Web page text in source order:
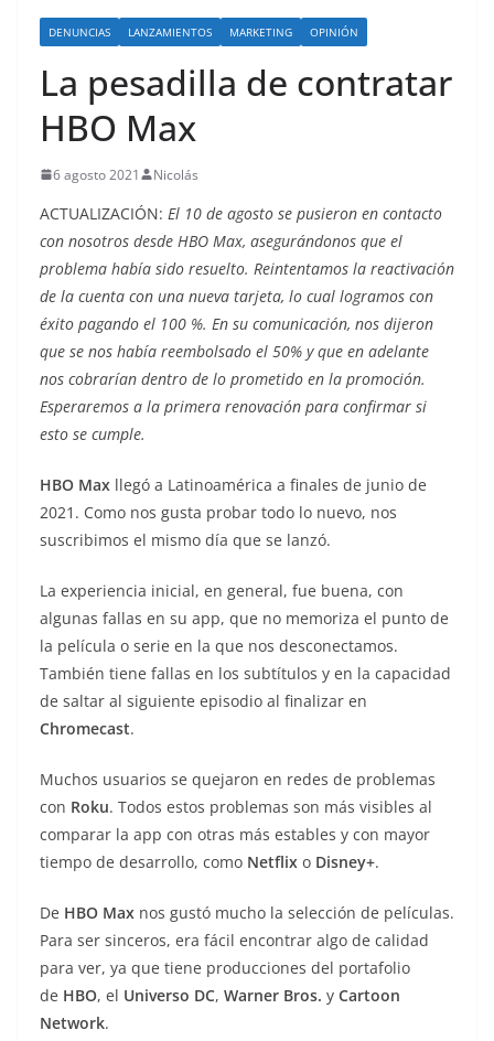
DENUNCIAS LANZAMIENTOS MARKETING OPINIÓN
La pesadilla de contratar
HBO Max
6 agosto 2021 Nicolás
ACTUALIZACIÓN: El 10 de agosto se pusieron en contacto
con nosotros desde HBO Max, asegurándonos que el
problema había sido resuelto. Reintentamos la reactivación
de la cuenta con una nueva tarjeta, lo cual logramos con
éxito pagando el 100 %. En su comunicación, nos dijeron
que se nos había reembolsado el 50% y que en adelante
nos cobrarían dentro de lo prometido en la promoción.
Esperaremos a la primera renovación para confirmar si
esto se cumple.
HBO Max llegó a Latinoamérica a finales de junio de
2021. Como nos gusta probar todo lo nuevo, nos
suscribimos el mismo día que se lanzó.
La experiencia inicial, en general, fue buena, con
algunas fallas en su app, que no memoriza el punto de
la película o serie en la que nos desconectamos.
También tiene fallas en los subtítulos y en la capacidad
de saltar al siguiente episodio al finalizar en
Chromecast.
Muchos usuarios se quejaron en redes de problemas
con Roku. Todos estos problemas son más visibles al
comparar la app con otras más estables y con mayor
tiempo de desarrollo, como Netflix o Disney+.
De HBO Max nos gustó mucho la selección de películas.
Para ser sinceros, era fácil encontrar algo de calidad
para ver, ya que tiene producciones del portafolio
de HBO, el Universo DC, Warner Bros. y Cartoon
Network.